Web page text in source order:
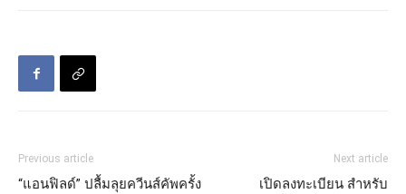
Previous article
“แอนฟิลด์” ปลื้มลุยควีนส์คัพครั้ง
Next article
เปิดลงทะเบียน สำหรับ